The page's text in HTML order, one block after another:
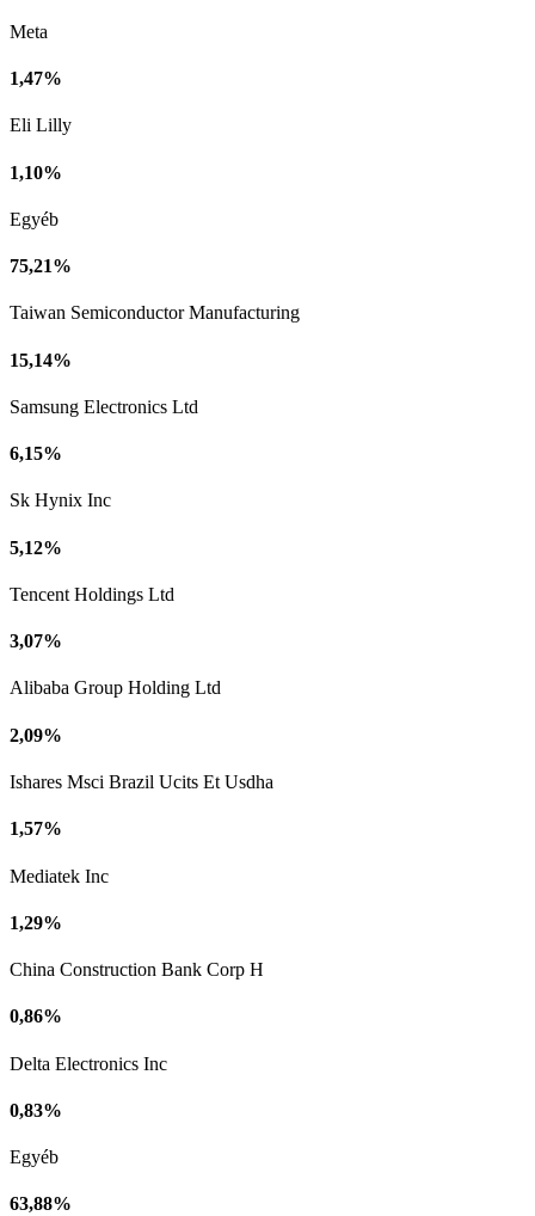
Meta
1,47%
Eli Lilly
1,10%
Egyéb
75,21%
Taiwan Semiconductor Manufacturing
15,14%
Samsung Electronics Ltd
6,15%
Sk Hynix Inc
5,12%
Tencent Holdings Ltd
3,07%
Alibaba Group Holding Ltd
2,09%
Ishares Msci Brazil Ucits Et Usdha
1,57%
Mediatek Inc
1,29%
China Construction Bank Corp H
0,86%
Delta Electronics Inc
0,83%
Egyéb
63,88%